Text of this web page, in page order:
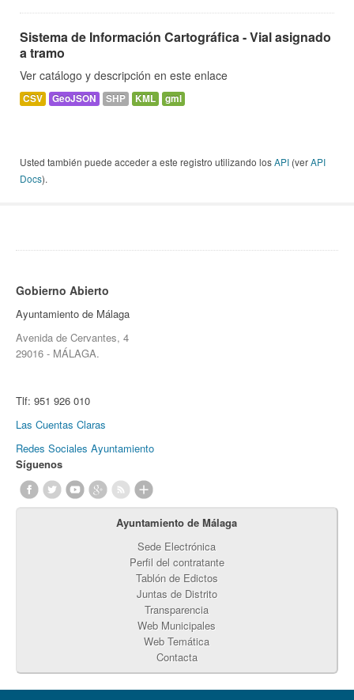
Sistema de Información Cartográfica - Vial asignado
a tramo
Ver catálogo y descripción en este enlace
CSV GeoJSON SHP KML gml
Usted también puede acceder a este registro utilizando losAPI (verAPI
Docs).
Gobierno Abierto
Ayuntamiento de Málaga
Avenida de Cervantes, 4
29016 - MÁLAGA.
Tlf: 951 926 010
Las Cuentas Claras
Redes Sociales Ayuntamiento
Síguenos
Ayuntamiento de Málaga
Sede Electrónica
Perfil del contratante
Tablón de Edictos
Juntas de Distrito
Transparencia
Web Municipales
Web Temática
Contacta